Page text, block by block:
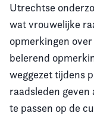
Utrechtse
wat vrouwelijke
opmerkingen
belerend
weggezet tijdens
raadsleden geven
te passen op de